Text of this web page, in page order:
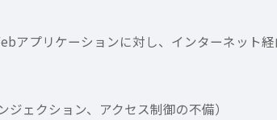
アプリケーションに対し、インターネット経
ェクション、アクセス制御の不備）